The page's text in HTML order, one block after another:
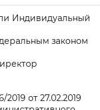
Индивидуальный
законом
от 27.02.2019